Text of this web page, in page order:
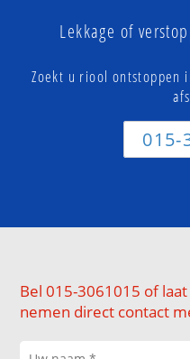
Lekkage of
Zoekt u riool ontstoppen
015-
Bel 015-3061015 of
nemen direct contact